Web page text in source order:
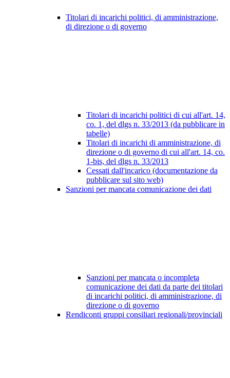
Titolari di incarichi politici, di amministrazione,
di direzione o di governo
Titolari di incarichi politici di cui all'art. 14,
co. 1, del dlgs n. 33/2013 (da pubblicare in
tabelle)
Titolari di incarichi di amministrazione, di
direzione o di governo di cui all'art. 14, co.
1-bis, del dlgs n. 33/2013
Cessati dall'incarico (documentazione da
pubblicare sul sito web)
Sanzioni per mancata comunicazione dei dati
Sanzioni per mancata o incompleta
comunicazione dei dati da parte dei titolari
di incarichi politici, di amministrazione, di
direzione o di governo
Rendiconti gruppi consiliari regionali/provinciali